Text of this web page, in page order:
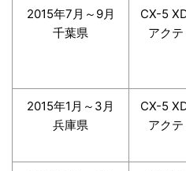
2015年7月～9月
千葉県
CX-5
アク
2015年1月～3月
兵庫県
CX-5
アク